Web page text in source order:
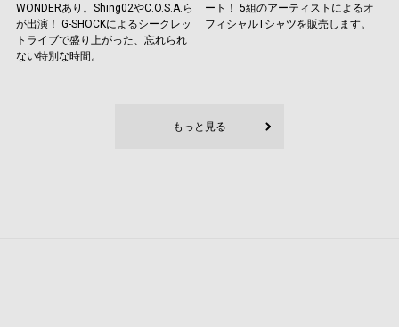
WONDERあり。Shing02やC.O.S.A.ら
が出演！ G-SHOCKによるシークレッ
トライブで盛り上がった、忘れられ
ない特別な時間。
ート！ 5組のアーティストによるオ
フィシャルTシャツを販売します。
もっと見る